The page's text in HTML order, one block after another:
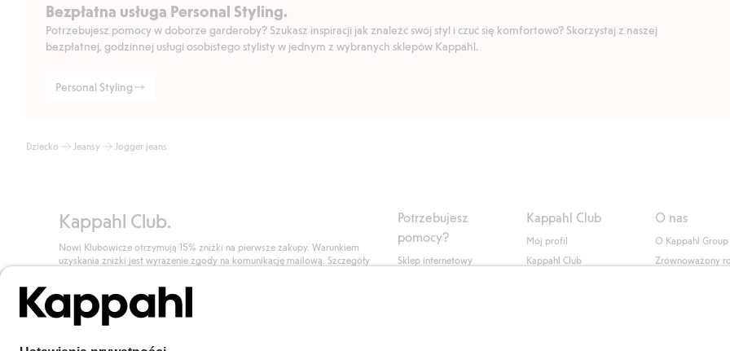
Bezpłatna usługa Personal Styling.
Potrzebujesz pomocy w doborze garderoby? Szukasz inspiracji jak znaleźć swój styl i czuć się komfortowo? Skorzystaj z naszej
bezpłatnej, godzinnej usługi osobistego stylisty w jednym z wybranych sklepów Kappahl.
Personal Styling
Dziecko Jeansy Jogger jeans
Kappahl Club.
Nowi Klubowicze otrzymują 15% zniżki na pierwsze zakupy. Warunkiem
uzyskania zniżki jest wyrażenie zgody na komunikację mailową. Szczegóły
Dołącz do Klubu!
Potrzebujesz
pomocy?
Sklep internetowy
Kappahl Club
Mój profil
Kappahl Club
O nas
O Kappahl Group
Zrównoważony